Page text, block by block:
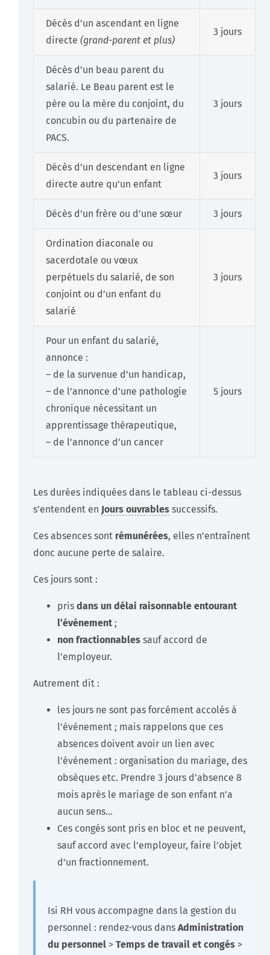
Décès d’un ascendant en ligne
directe (grand-parent et plus)
3 jours
Décès d’un beau parent du
salarié. Le Beau parent est le
père ou la mère du conjoint, du
concubin ou du partenaire de
PACS.
3 jours
Décès d’un descendant en ligne
directe autre qu’un enfant
3 jours
Décès d’un frère ou d’une sœur 3 jours
Ordination diaconale ou
sacerdotale ou vœux
perpétuels du salarié, de son
conjoint ou d’un enfant du
salarié
3 jours
Pour un enfant du salarié,
annonce :
– de la survenue d’un handicap,
– de l’annonce d’une pathologie
chronique nécessitant un
apprentissage thérapeutique,
– de l’annonce d’un cancer
5 jours
Les durées indiquées dans le tableau ci-dessus
s’entendent en Jours ouvrables successifs.
Ces absences sont rémunérées, elles n’entraînent
donc aucune perte de salaire.
Ces jours sont :
pris dans un délai raisonnable entourant
l’événement ;
non fractionnables sauf accord de
l’employeur.
Autrement dit :
les jours ne sont pas forcément accolés à
l’événement ; mais rappelons que ces
absences doivent avoir un lien avec
l’événement : organisation du mariage, des
obsèques etc. Prendre 3 jours d’absence 8
mois après le mariage de son enfant n’a
aucun sens…
Ces congés sont pris en bloc et ne peuvent,
sauf accord avec l’employeur, faire l’objet
d’un fractionnement.
Isi RH vous accompagne dans la gestion du
personnel : rendez-vous dans Administration
du personnel > Temps de travail et congés >